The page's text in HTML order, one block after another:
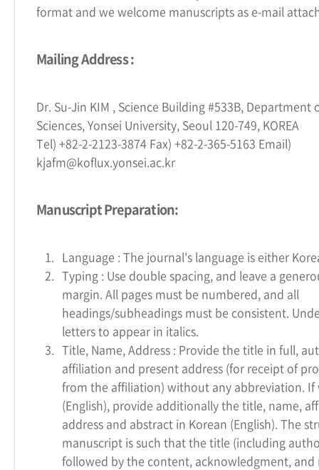
format and we welcome manuscripts as e-mail
Mailing Address :
Dr. Su-Jin KIM , Science Building #533B, Department
Sciences, Yonsei University, Seoul 120-749, KOREA
Tel) +82-2-2123-3874 Fax) +82-2-365-5163 Email)
kjafm@koflux.yonsei.ac.kr
Manuscript Preparation:
1. Language : The journal's language is either
2. Typing : Use double spacing, and leave a
margin. All pages must be numbered, and all
headings/subheadings must be consistent.
letters to appear in italics.
3. Title, Name, Address : Provide the title in full,
affiliation and present address (for receipt of
from the affiliation) without any abbreviation.
(English), provide additionally the title, name,
address and abstract in Korean (English). The
manuscript is such that the title (including
followed by the content, acknowledgment, and